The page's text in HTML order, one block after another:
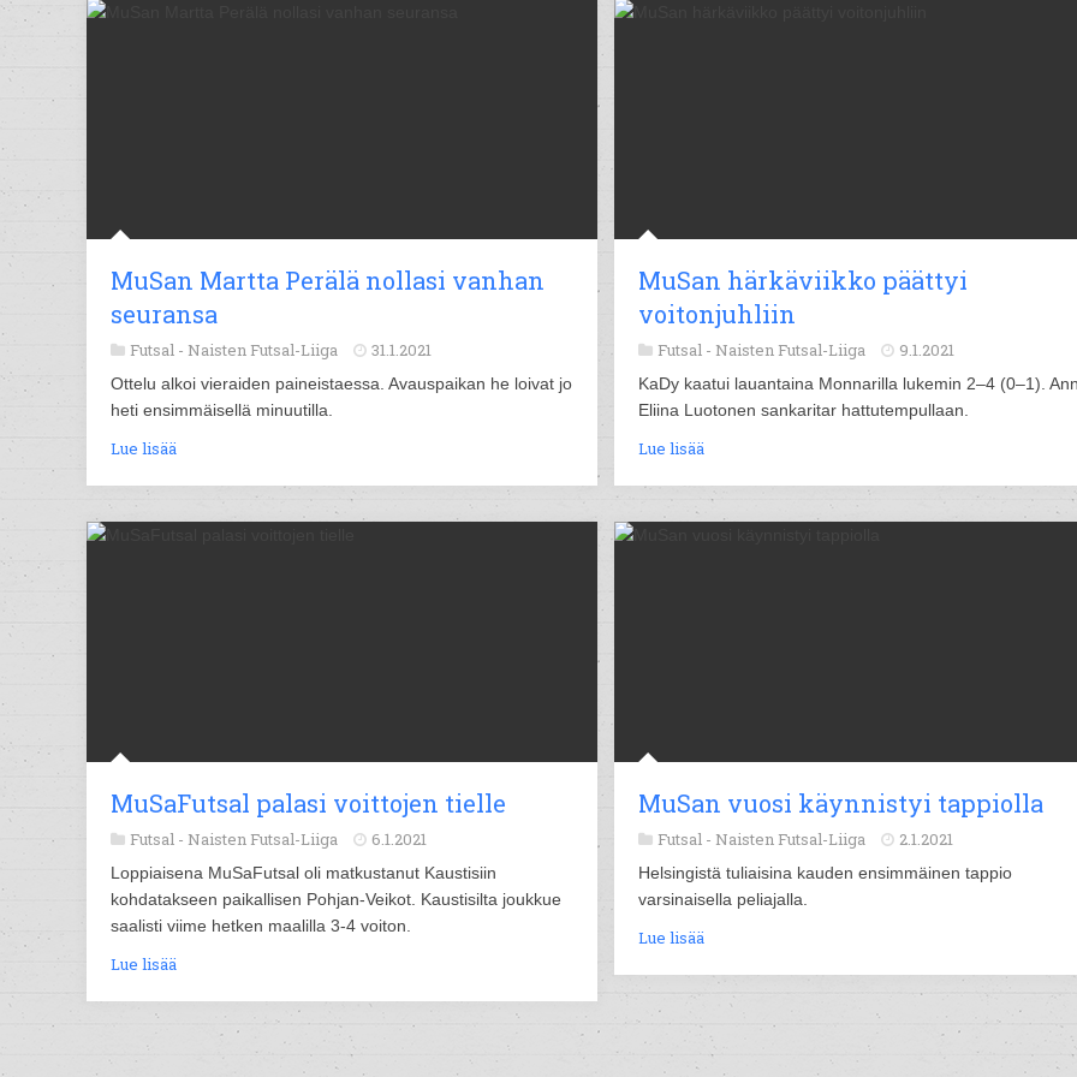
MuSan Martta Perälä nollasi vanhan
seuransa
Futsal - Naisten Futsal-Liiga 31.1.2021
Ottelu alkoi vieraiden paineistaessa. Avauspaikan he loivat jo
heti ensimmäisellä minuutilla.
Lue lisää
MuSan härkäviikko päättyi
voitonjuhliin
Futsal - Naisten Futsal-Liiga 9.1.2021
KaDy kaatui lauantaina Monnarilla lukemin 2–4 (0–1).
Eliina Luotonen sankaritar hattutempullaan.
Lue lisää
MuSaFutsal palasi voittojen tielle
Futsal - Naisten Futsal-Liiga 6.1.2021
Loppiaisena MuSaFutsal oli matkustanut Kaustisiin
kohdatakseen paikallisen Pohjan-Veikot. Kaustisilta joukkue
saalisti viime hetken maalilla 3-4 voiton.
Lue lisää
MuSan vuosi käynnistyi tappiolla
Futsal - Naisten Futsal-Liiga 2.1.2021
Helsingistä tuliaisina kauden ensimmäinen tappio
varsinaisella peliajalla.
Lue lisää